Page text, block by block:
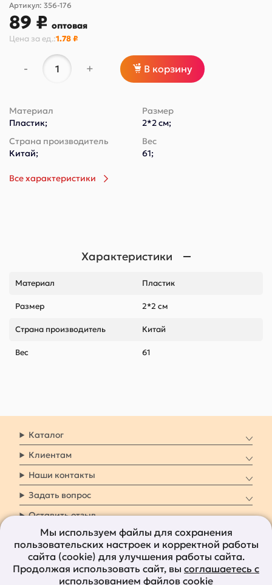
Артикул: 356-176
89 ₽ оптовая
Цена за ед.:1.78 ₽
- + В корзину
Материал
Пластик;
Размер
2*2 см;
Страна производитель
Китай;
Вес
61;
Все характеристики
Характеристики
Материал Пластик
Размер 2*2 см
Страна производитель Китай
Вес 61
Каталог
Клиентам
Наши контакты
Задать вопрос
Оставить отзыв
8 800 7009 161 Заказать звонок
Наши социальные
сети
Мы используем файлы для сохранения
пользовательских настроек и корректной работы
сайта (cookie) для улучшения работы сайта.
Продолжая использовать сайт, вы соглашаетесь с
использованием файлов cookie